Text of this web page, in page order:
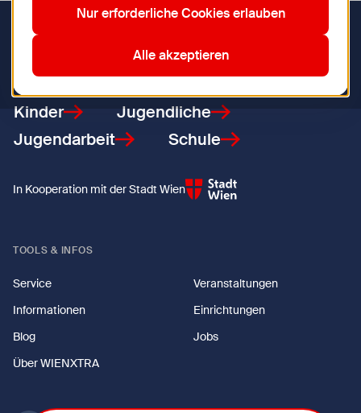
Zurück zur Startseite
Kinder
Jugendliche
Jugendarbeit
Schule
In Kooperation mit der Stadt Wien
TOOLS & INFOS
Service
Veranstaltungen
Informationen
Einrichtungen
Blog
Jobs
Über WIENXTRA
Nur erforderliche Cookies erlauben
Alle akzeptieren